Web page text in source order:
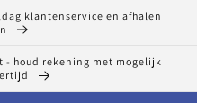
klantenservice en afhalen
- houd rekening met mogelijk